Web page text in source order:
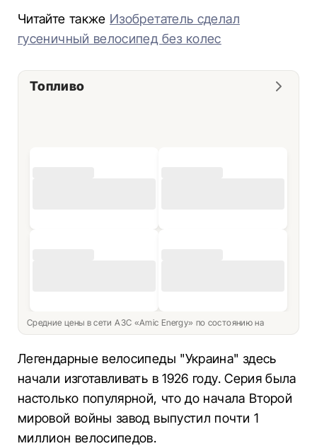
Читайте также Изобретатель сделал
гусеничный велосипед без колес
Топливо
Средние цены в сети АЗС «Amic Energy» по состоянию на
Легендарные велосипеды "Украина" здесь
начали изготавливать в 1926 году. Серия была
настолько популярной, что до начала Второй
мировой войны завод выпустил почти 1
миллион велосипедов.